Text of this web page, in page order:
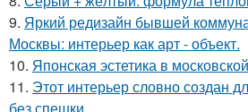
9. Яркий редизайн бывшей
Москвы: интерьер как арт - объект.
10. Японская эстетика в
11. Этот интерьер словно создан